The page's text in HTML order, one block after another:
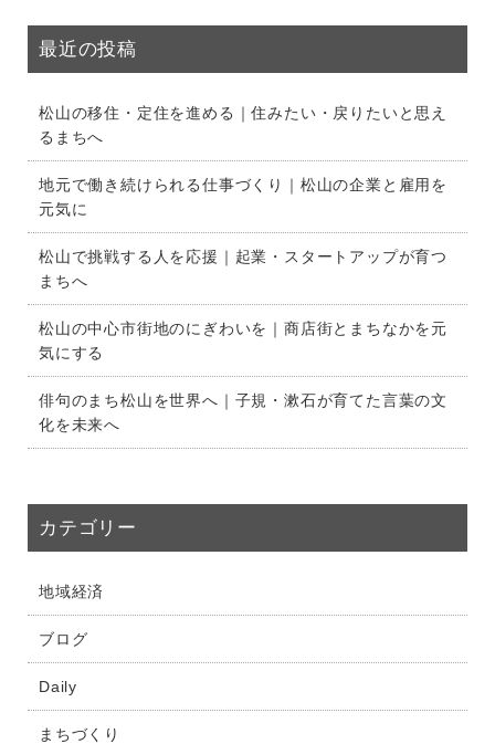
最近の投稿
松山の移住・定住を進める｜住みたい・戻りたいと思え
るまちへ
地元で働き続けられる仕事づくり｜松山の企業と雇用を
元気に
松山で挑戦する人を応援｜起業・スタートアップが育つ
まちへ
松山の中心市街地のにぎわいを｜商店街とまちなかを元
気にする
俳句のまち松山を世界へ｜子規・漱石が育てた言葉の文
化を未来へ
カテゴリー
地域経済
ブログ
Daily
まちづくり